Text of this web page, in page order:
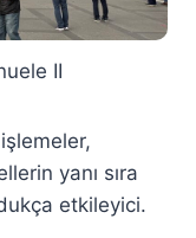
II
yanı sıra
etkileyici.